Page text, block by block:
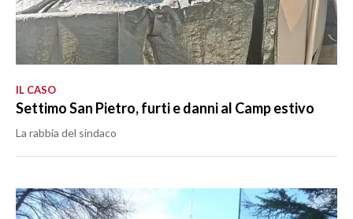
IL CASO
Settimo San Pietro, furti e danni al Camp estivo
La rabbia del sindaco